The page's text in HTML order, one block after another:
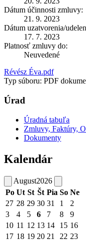
Dátum účinnosti zmluvy:
21. 9. 2023
Dátum uzatvorenia/
17. 7. 2023
Platnosť zmluvy do:
Neuvedené
Révész Éva.pdf
Typ súboru: PDF
Úrad
Úradná tabuľa
Zmluvy, Faktúry,
Dokumenty
Kalendár
August2026
Po Ut St Št Pia So Ne
27 28 29 30 31 1
2
3
4 5 6 7 8
9
10 11 12 13 14 15 16
17 18 19 20 21 22 23